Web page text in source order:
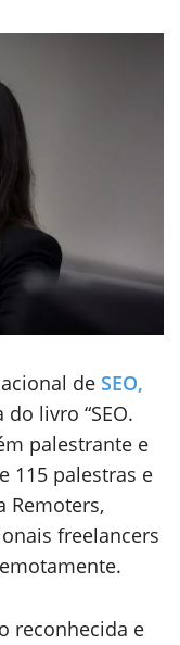
de SEO,
livro “SEO.
palestrante e
115 palestras e
Remoters,
freelancers
reconhecida e